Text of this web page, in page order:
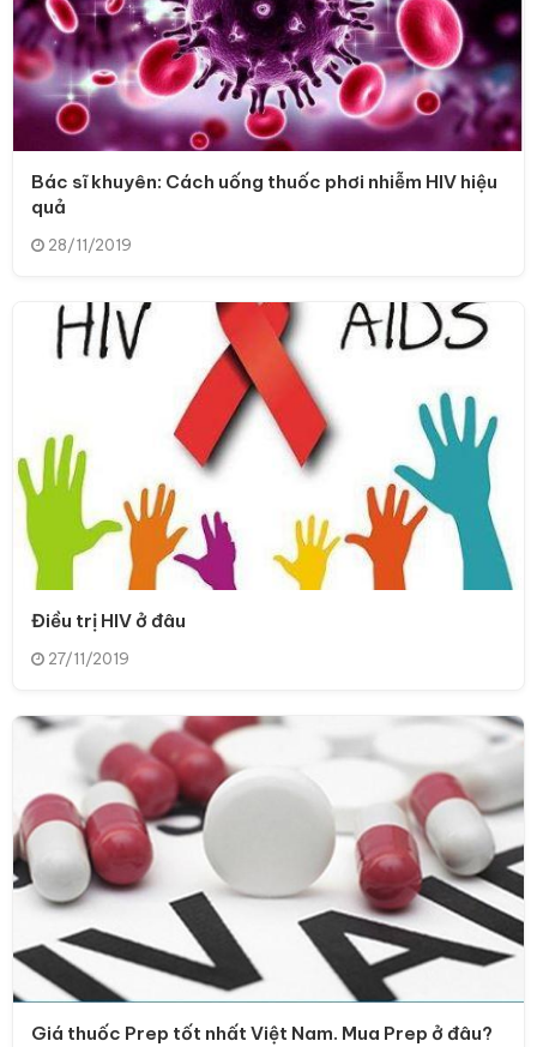
Bác sĩ khuyên: Cách uống thuốc phơi nhiễm HIV hiệu
quả
28/11/2019
Điều trị HIV ở đâu
27/11/2019
Giá thuốc Prep tốt nhất Việt Nam. Mua Prep ở đâu?